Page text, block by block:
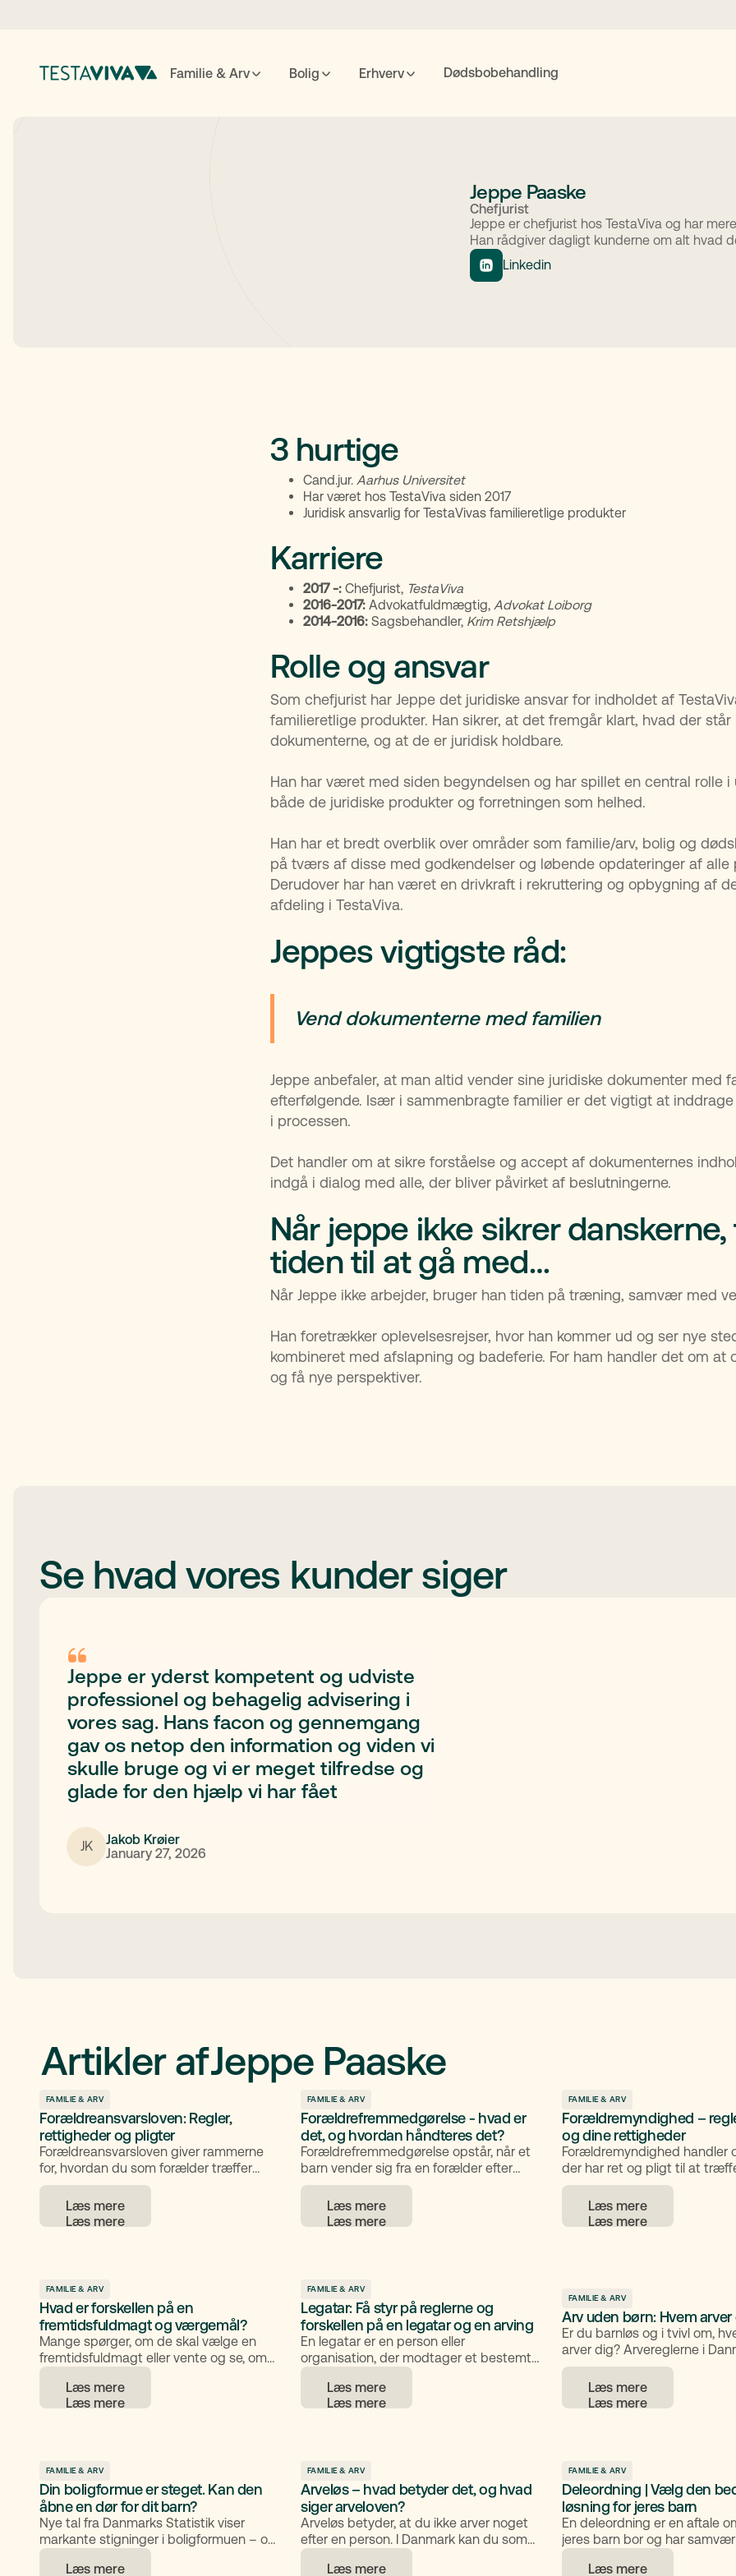
Familie & Arv Bolig Erhverv Dødsbobehandling
Jeppe Paaske
Chefjurist
Jeppe er chefjurist hos TestaViva og har
Han rådgiver dagligt kunderne om alt hvad
Linkedin
3 hurtige
Cand.jur. Aarhus Universitet
Har været hos TestaViva siden 2017
Juridisk ansvarlig for TestaVivas familieretlige produkter
Karriere
2017 -: Chefjurist, TestaViva
2016-2017: Advokatfuldmægtig, Advokat Loiborg
2014-2016: Sagsbehandler, Krim Retshjælp
Rolle og ansvar
Som chefjurist har Jeppe det juridiske ansvar for indholdet af
familieretlige produkter. Han sikrer, at det fremgår klart, hvad der står
dokumenterne, og at de er juridisk holdbare.
Han har været med siden begyndelsen og har spillet en central rolle i
både de juridiske produkter og forretningen som helhed.
Han har et bredt overblik over områder som familie/arv, bolig og
på tværs af disse med godkendelser og løbende opdateringer af alle
Derudover har han været en drivkraft i rekruttering og opbygning af
afdeling i TestaViva.
Jeppes vigtigste råd:
Vend dokumenterne med familien
Jeppe anbefaler, at man altid vender sine juridiske dokumenter med
efterfølgende. Især i sammenbragte familier er det vigtigt at
i processen.
Det handler om at sikre forståelse og accept af dokumenternes
indgå i dialog med alle, der bliver påvirket af beslutningerne.
Når jeppe ikke sikrer danskerne,
tiden til at gå med…
Når Jeppe ikke arbejder, bruger han tiden på træning, samvær med
Han foretrækker oplevelsesrejser, hvor han kommer ud og ser nye
kombineret med afslapning og badeferie. For ham handler det om at
og få nye perspektiver.
Se hvad vores kunder siger
Jeppe er yderst kompetent og udviste
professionel og behagelig advisering i
vores sag. Hans facon og gennemgang
gav os netop den information og viden vi
skulle bruge og vi er meget tilfredse og
glade for den hjælp vi har fået
JK
Jakob Krøier
January 27, 2026
Artikler afJeppe Paaske
FAMILIE & ARV
Forældreansvarsloven: Regler,
rettigheder og pligter
Forældreansvarsloven giver rammerne
for, hvordan du som forælder træffer
beslutninger om dit barn. Her
gennemgår vi lovens formål og
principper.
Læs mere
FAMILIE & ARV
Forældrefremmedgørelse - hvad er
det, og hvordan håndteres det?
Forældrefremmedgørelse opstår, når et
barn vender sig fra en forælder efter
konflikt mellem forældrene. Her får du en
overordnet forklaring på begrebet,
typiske tegn, de familieretlige rammer og
juridisk rådgivning.
Læs mere
FAMILIE & ARV
Forældremyndighed –
og dine rettigheder
Forældremyndighed handler
der har ret og pligt til at
vigtigste beslutninger om et
denne guide får du overblik
for fælles og fuld
Læs mere
FAMILIE & ARV
Hvad er forskellen på en
fremtidsfuldmagt og værgemål?
Mange spørger, om de skal vælge en
fremtidsfuldmagt eller vente og se, om
værgemål bliver nødvendigt.
Fremtidsfuldmagt og værgemål er to
forskellige juridiske løsninger, der afgør,
Læs mere
FAMILIE & ARV
Legatar: Få styr på reglerne og
forskellen på en legatar og en arving
En legatar er en person eller
organisation, der modtager et bestemt
beløb eller en bestemt genstand fra et
dødsbo i henhold til et testamente. En
legatar får ikke en andel af hele boet,
arving, og hvordan boafgift kan påvirke
legatarer.
Læs mere
FAMILIE & ARV
Arv uden børn: Hvem arver
Er du barnløs og i tvivl om,
arver dig? Arvereglerne i
fastlagt i arveloven og
der arver, hvis du ikke selv
testamente. Her får du en
Læs mere
FAMILIE & ARV
Din boligformue er steget. Kan den
åbne en dør for dit barn?
Nye tal fra Danmarks Statistik viser
markante stigninger i boligformuen – og
det kan have stor betydning, hvis dit
barn snart skal studere.
Læs mere
FAMILIE & ARV
Arveløs – hvad betyder det, og hvad
siger arveloven?
Arveløs betyder, at du ikke arver noget
efter en person. I Danmark kan du som
udgangspunkt ikke gøre dine børn eller
din ægtefælle helt arveløse, fordi
Læs mere
FAMILIE & ARV
Deleordning | Vælg den
løsning for jeres barn
En deleordning er en aftale
jeres barn bor og har
forælder efter et brud. Typiske
er 7/7, 9/5 eller 10/4, som
Læs mere